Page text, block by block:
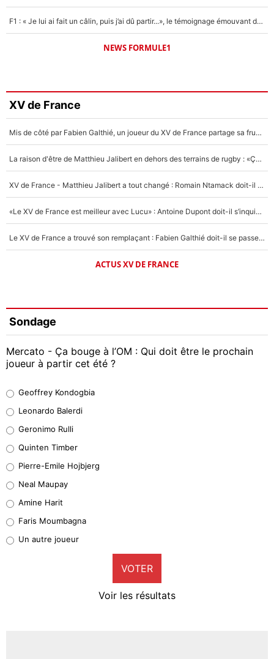
F1 : « Je lui ai fait un câlin, puis j’ai dû partir...», le témoignage émouvant de Max Verstappen sur sa fille
NEWS FORMULE1
XV de France
Mis de côté par Fabien Galthié, un joueur du XV de France partage sa frustration : «ils ne me l’ont pas dit tout de suite»
La raison d'être de Matthieu Jalibert en dehors des terrains de rugby : «Ça m'atteint autant que si tu touches à un membre de ma famille»
XV de France - Matthieu Jalibert a tout changé : Romain Ntamack doit-il s’inquiéter pour sa place à un an de la Coupe du monde ?
«Le XV de France est meilleur avec Lucu» : Antoine Dupont doit-il s’inquiéter pour sa place ?
Le XV de France a trouvé son remplaçant : Fabien Galthié doit-il se passer d'Antoine Dupont ?
ACTUS XV DE FRANCE
Sondage
Mercato - Ça bouge à l’OM : Qui doit être le prochain
joueur à partir cet été ?
38%
32%
5%
1%
9%
Geoffrey Kondogbia
Leonardo Balerdi
Geronimo Rulli
Quinten Timber
Pierre-Emile Hojbjerg
Neal Maupay
Amine Harit
Faris Moumbagna
Un autre joueur
VOTER
Voir les résultats